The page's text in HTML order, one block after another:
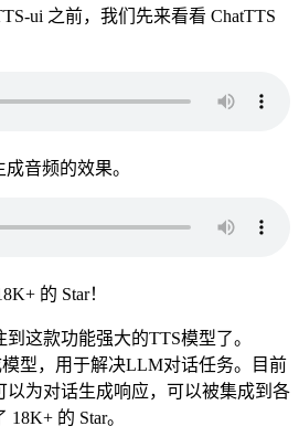
ui 之前，我们先来看看 ChatTTS
音频的效果。
这款功能强大的TTS模型了。
型，用于解决LLM对话任务。目前
以为对话生成响应，可以被集成到各
的 Star。